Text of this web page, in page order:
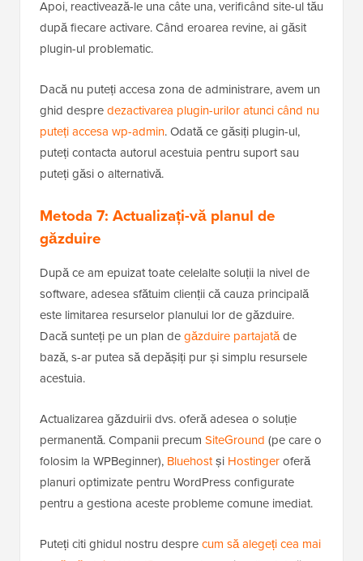
Apoi, reactivează-le una câte una, verificând site-ul tău
după fiecare activare. Când eroarea revine, ai găsit
plugin-ul problematic.
Dacă nu puteți accesa zona de administrare, avem un
ghid despredezactivarea plugin-urilor atunci când nu
puteți accesa wp-admin. Odată ce găsiți plugin-ul,
puteți contacta autorul acestuia pentru suport sau
puteți găsi o alternativă.
Metoda 7: Actualizați-vă planul de
găzduire
După ce am epuizat toate celelalte soluții la nivel de
software, adesea sfătuim clienții că cauza principală
este limitarea resurselor planului lor de găzduire.
Dacă sunteți pe un plan degăzduire partajatăde
bază, s-ar putea să depășiți pur și simplu resursele
acestuia.
Actualizarea găzduirii dvs. oferă adesea o soluție
permanentă. Companii precum SiteGround (pe care o
folosim la WPBeginner), Bluehostși Hostingeroferă
planuri optimizate pentru WordPress configurate
pentru a gestiona aceste probleme comune imediat.
Puteți citi ghidul nostru desprecum să alegeți cea mai